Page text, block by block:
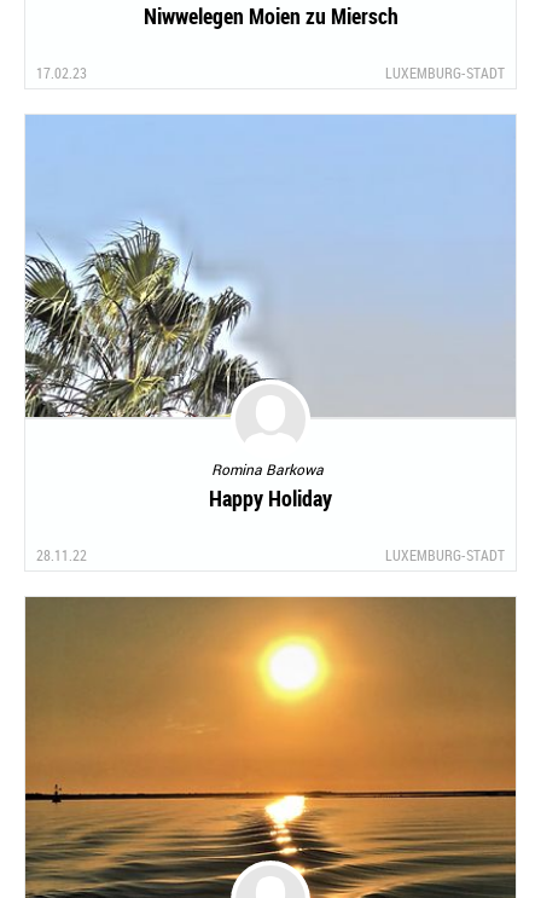
Niwwelegen Moien zu Miersch
17.02.23 LUXEMBURG-STADT
Romina Barkowa
Happy Holiday
28.11.22 LUXEMBURG-STADT